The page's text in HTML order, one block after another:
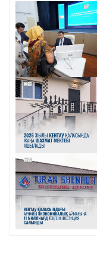
я
п
о
з
а
п
и
с
я